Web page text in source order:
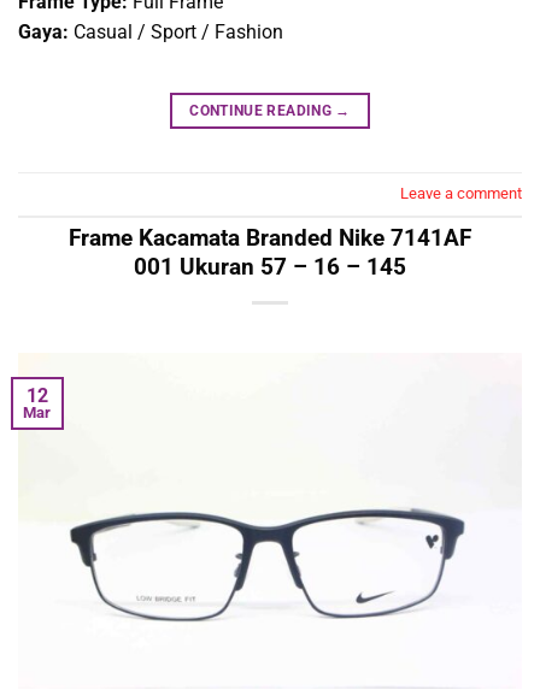
Gaya: Casual / Sport / Fashion
CONTINUE READING →
Leave a comment
Frame Kacamata Branded Nike 7141AF
001 Ukuran 57 – 16 – 145
12
Mar